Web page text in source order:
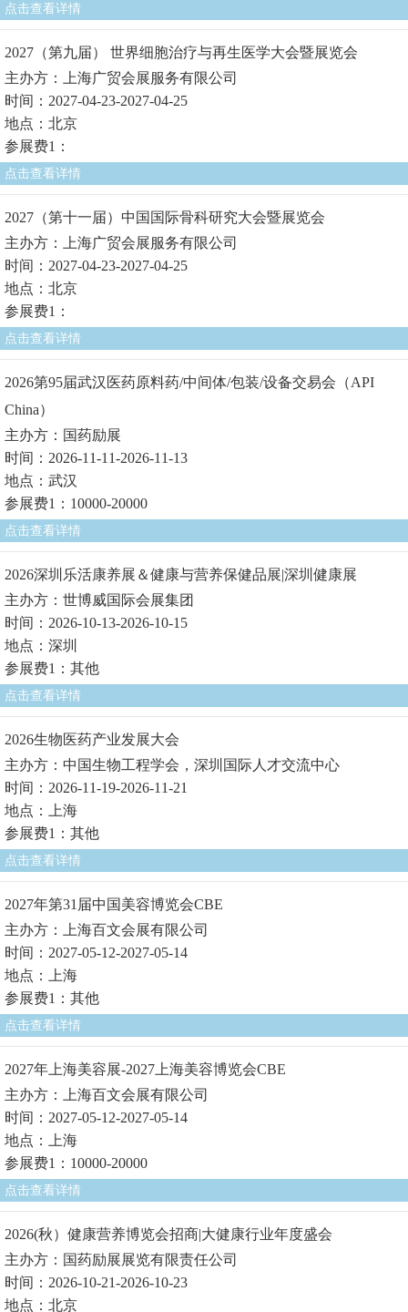
点击查看详情
2027（第九届） 世界细胞治疗与再生医学大会暨展览会
主办方：上海广贸会展服务有限公司
时间：2027-04-23-2027-04-25
地点：北京
参展费1：
点击查看详情
2027（第十一届）中国国际骨科研究大会暨展览会
主办方：上海广贸会展服务有限公司
时间：2027-04-23-2027-04-25
地点：北京
参展费1：
点击查看详情
2026第95届武汉医药原料药/中间体/包装/设备交易会（API
China）
主办方：国药励展
时间：2026-11-11-2026-11-13
地点：武汉
参展费1：10000-20000
点击查看详情
2026深圳乐活康养展＆健康与营养保健品展|深圳健康展
主办方：世博威国际会展集团
时间：2026-10-13-2026-10-15
地点：深圳
参展费1：其他
点击查看详情
2026生物医药产业发展大会
主办方：中国生物工程学会，深圳国际人才交流中心
时间：2026-11-19-2026-11-21
地点：上海
参展费1：其他
点击查看详情
2027年第31届中国美容博览会CBE
主办方：上海百文会展有限公司
时间：2027-05-12-2027-05-14
地点：上海
参展费1：其他
点击查看详情
2027年上海美容展-2027上海美容博览会CBE
主办方：上海百文会展有限公司
时间：2027-05-12-2027-05-14
地点：上海
参展费1：10000-20000
点击查看详情
2026(秋）健康营养博览会招商|大健康行业年度盛会
主办方：国药励展展览有限责任公司
时间：2026-10-21-2026-10-23
地点：北京